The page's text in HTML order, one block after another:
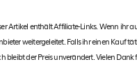
Artikel enthält Affiliate-Links. Wenn ihr
weitergeleitet. Falls ihr einen Kauf
bleibt der Preis unverändert. Vielen